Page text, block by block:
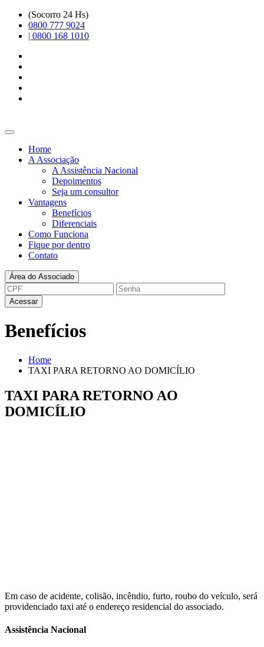
(Socorro 24 Hs)
0800 777 9024
| 0800 168 1010
Home
A Associação
A Assistência Nacional
Depoimentos
Seja um consultor
Vantagens
Benefícios
Diferenciais
Como Funciona
Fique por dentro
Contato
Área do Associado
Acessar
Benefícios
Home
TAXI PARA RETORNO AO DOMICÍLIO
TAXI PARA RETORNO AO
DOMICÍLIO
Em caso de acidente, colisão, incêndio, furto, roubo do veículo, será
providenciado taxi até o endereço residencial do associado.
Assistência Nacional